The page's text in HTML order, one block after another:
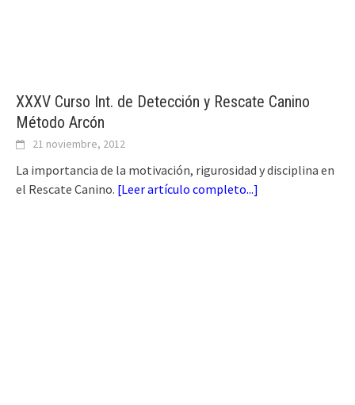
XXXV Curso Int. de Detección y Rescate Canino
Método Arcón
21 noviembre, 2012
La importancia de la motivación, rigurosidad y disciplina en
el Rescate Canino. [Leer artículo completo...]